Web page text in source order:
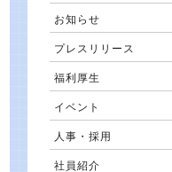
お知らせ
プレスリリース
福利厚生
イベント
人事・採用
社員紹介